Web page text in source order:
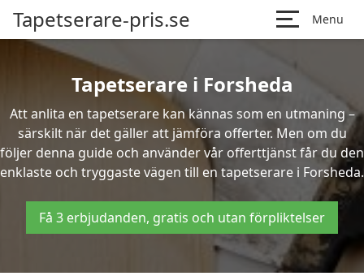
Tapetserare-pris.se Menu
Tapetserare i Forsheda
Att anlita en tapetserare kan kännas som en utmaning –
särskilt när det gäller att jämföra offerter. Men om du
följer denna guide och använder vår offerttjänst får du den
enklaste och tryggaste vägen till en tapetserare i Forsheda.
Få 3 erbjudanden, gratis och utan förpliktelser